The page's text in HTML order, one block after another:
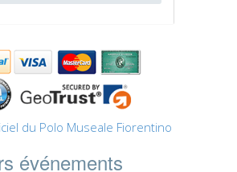
du Polo Museale Fiorentino
événements